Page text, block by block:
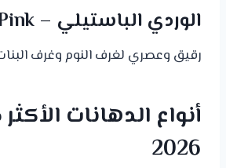
الوردي الباستيلي – Pastel Pink
رقيق وعصري لغرف النوم وغرف
أنواع الدهانات
2026